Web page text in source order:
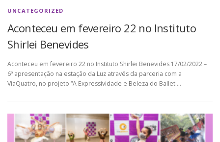
UNCATEGORIZED
Aconteceu em fevereiro 22 no Instituto
Shirlei Benevides
Aconteceu em fevereiro 22 no Instituto Shirlei Benevides 17/02/2022 –
6ª apresentação na estação da Luz através da parceria com a
ViaQuatro, no projeto “A Expressividade e Beleza do Ballet …